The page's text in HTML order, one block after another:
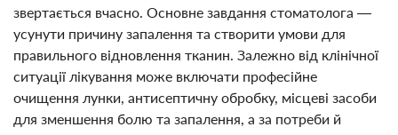
звертається вчасно. Основне завдання стоматолога —
усунути причину запалення та створити умови для
правильного відновлення тканин. Залежно від клінічної
ситуації лікування може включати професійне
очищення лунки, антисептичну обробку, місцеві засоби
для зменшення болю та запалення, а за потреби й